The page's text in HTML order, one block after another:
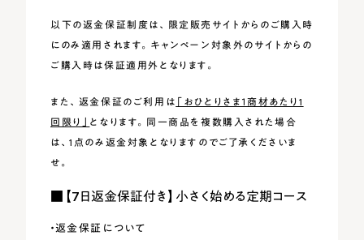
以下の返金保証制度は、限定販売サイトからのご購入時
にのみ適用されます。キャンペーン対象外のサイトからの
ご購入時は保証適用外となります。
また、返金保証のご利用は 「おひとりさま１商材あたり1
回限り」 となります。同一商品を複数購入された場合
は、1点のみ返金対象となりますのでご了承くださいま
せ。
■【7日返金保証付き】小さく始める定期コース
・返金保証について